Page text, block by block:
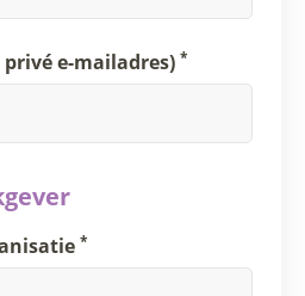
e-mailadres) *
*